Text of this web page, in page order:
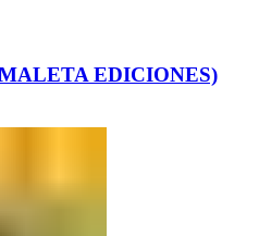
EDICIONES)